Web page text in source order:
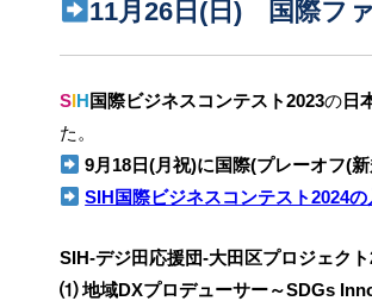
11月26日(日) 国際フ
SIH国際ビジネスコンテスト2023の 日
た。
9月18日(月祝)に国際(プレーオフ(
SIH国際ビジネスコンテスト2024の
SIH-デジ田応援団-大田区プロジェク
⑴ 地域DXプロデューサー～SDGs